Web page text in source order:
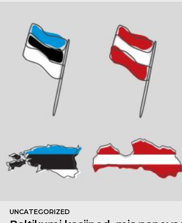
a
t
a
g
o
UNCATEGORIZED